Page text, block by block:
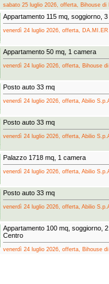
sabato 25 luglio 2026, offerta, Bihouse di
Appartamento 115 mq, soggiorno,
venerdì 24 luglio 2026, offerta,
Appartamento 50 mq, 1 camera
venerdì 24 luglio 2026, offerta, Bihouse
Posto auto 33 mq
venerdì 24 luglio 2026, offerta, Abilio
Posto auto 33 mq
venerdì 24 luglio 2026, offerta, Abilio
Palazzo 1718 mq, 1 camera
venerdì 24 luglio 2026, offerta, Abilio
Posto auto 33 mq
venerdì 24 luglio 2026, offerta, Abilio
Appartamento 100 mq, soggiorno,
Centro
venerdì 24 luglio 2026, offerta, Bihouse